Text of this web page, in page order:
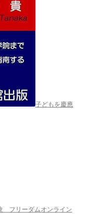
子どもを慶應
フリーダムオンライン